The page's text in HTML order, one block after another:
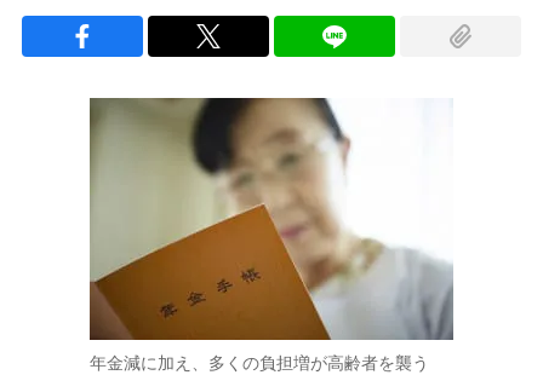
年金減に加え、多くの負担増が高齢者を襲う